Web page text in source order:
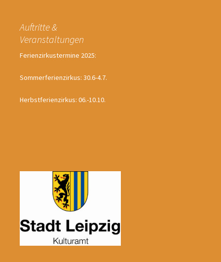
Auftritte &
Veranstaltungen
Ferienzirkustermine 2025:
Sommerferienzirkus: 30.6-4.7.
Herbstferienzirkus: 06.-10.10.